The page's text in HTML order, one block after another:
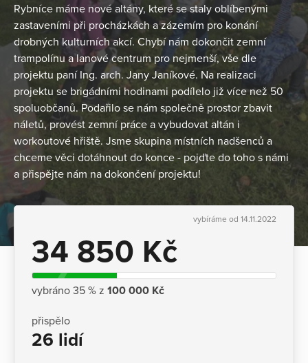
Rybníce máme nové altány, které se staly oblíbenými
zastaveními při procházkách a zázemím pro konání
drobných kulturních akcí. Chybí nám dokončit zemní
trampolínu a lanové centrum pro nejmenší, vše dle
projektu paní Ing. arch. Jany Janíkové. Na realizaci
projektu se brigádními hodinami podílelo již více než 50
spoluobčanů. Podařilo se nám společně prostor zbavit
náletů, provést zemní práce a vybudovat altán i
workoutové hřiště. Jsme skupina místních nadšenců a
chceme věci dotáhnout do konce - pojďte do toho s námi
a přispějte nám na dokončení projektu!
vybíráme od 14.11.2022
34 850 Kč
vybráno 35 % z 100 000 Kč
přispělo
26 lidí